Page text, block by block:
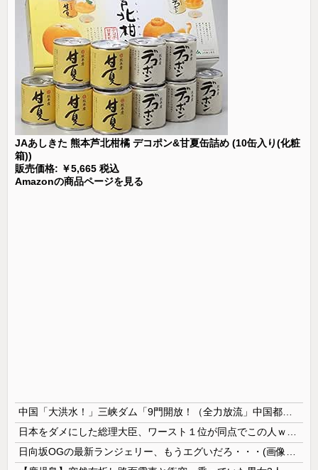
JAあしきた 熊本芦北柑橘 デコポン&甘夏缶詰め (10缶入り(化粧
箱))
販売価格: ￥5,665 税込
Amazonの商品ページを見る